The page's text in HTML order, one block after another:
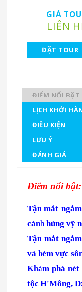
GIÁ
LIÊN
ĐẶT TOUR
ĐIỂM NỔI BẬT
LỊCH KHỞI
ĐIỀU KIỆN
LƯU Ý
ĐÁNH GIÁ
Điểm nổi bật:
Tận mắt
cảnh hùng vỹ
Tận mắt
và hẻm vực
Khám phá nét
tộc H'Mông,